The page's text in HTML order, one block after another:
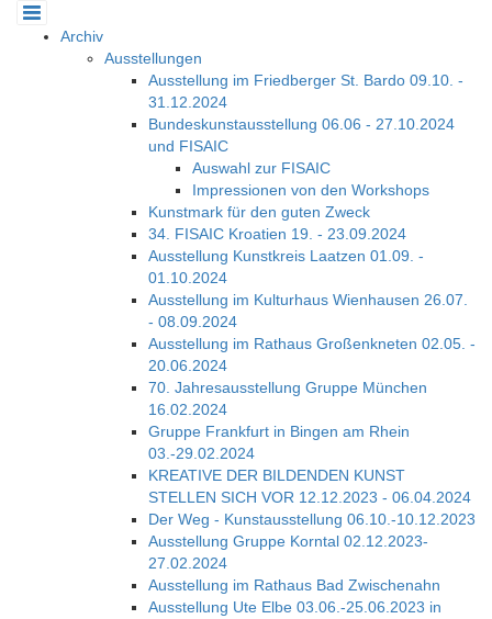
Archiv
Ausstellungen
Ausstellung im Friedberger St. Bardo 09.10. -
31.12.2024
Bundeskunstausstellung 06.06 - 27.10.2024
und FISAIC
Auswahl zur FISAIC
Impressionen von den Workshops
Kunstmark für den guten Zweck
34. FISAIC Kroatien 19. - 23.09.2024
Ausstellung Kunstkreis Laatzen 01.09. -
01.10.2024
Ausstellung im Kulturhaus Wienhausen 26.07.
- 08.09.2024
Ausstellung im Rathaus Großenkneten 02.05. -
20.06.2024
70. Jahresausstellung Gruppe München
16.02.2024
Gruppe Frankfurt in Bingen am Rhein
03.-29.02.2024
KREATIVE DER BILDENDEN KUNST
STELLEN SICH VOR 12.12.2023 - 06.04.2024
Der Weg - Kunstausstellung 06.10.-10.12.2023
Ausstellung Gruppe Korntal 02.12.2023-
27.02.2024
Ausstellung im Rathaus Bad Zwischenahn
Ausstellung Ute Elbe 03.06.-25.06.2023 in